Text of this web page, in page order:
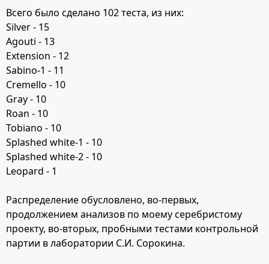
Всего было сделано 102 теста, из них:
Silver - 15
Agouti - 13
Extension - 12
Sabino-1 - 11
Cremello - 10
Gray - 10
Roan - 10
Tobiano - 10
Splashed white-1 - 10
Splashed white-2 - 10
Leopard - 1
Распределение обусловлено, во-первых,
продолжением анализов по моему серебристому
проекту, во-вторых, пробными тестами контрольной
партии в лаборатории С.И. Сорокина.